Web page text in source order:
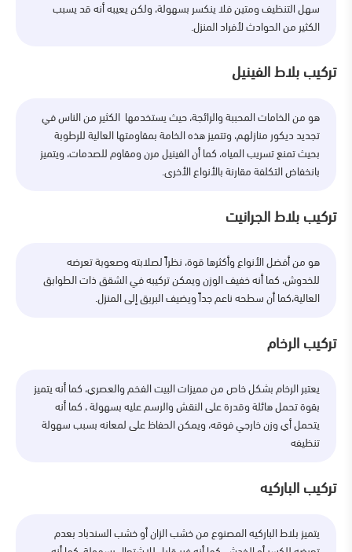
سهل التنظيف ومتين فلا ينكسر بسهولة، ولكن يعيبه أنه قد يسبب
الكثير من الحوادث لأفراد المنزل.
تركيب بلاط الفينيل
هو من الخامات المحببة والرائجة، حيث يستخدمها الكثير من الناس في
تجديد ديكور منازلهم، وتتميز هذه الخامة بمقاومتها العالية للرطوبة
بحيث تمنع تسريب المياه، كما أن الفينيل مرن ومقاوم للصدمات، ويتميز
بانخفاض التكلفة مقارنة بالأنواع الأخرى.
تركيب بلاط الجرانيت
هو من أفضل الأنواع وأكثرها قوة، نظراً لصلابته وصعوبة تعرضه
للخدوش، كما أنه خفيف الوزن ويمكن تركيبه في الشقق ذات الطوابق
العالية،كما أن سطحه ناعم جداً ويضيف البريق إلى المنزل.
تركيب الرخام
يعتبر الرخام بشكل خاص من مميزات البيت الفخم والعصري، كما أنه يتميز
بقوة تحمل هائلة وقدرة على النقش والرسم عليه بسهولة ، كما أنه
يتحمل أي وزن خارجي فوقه، ويمكن الحفاظ على لمعانه بسبب سهولة
تنظيفه
تركيب الباركيه
يتميز بلاط الباركيه المصنوع من خشب الزان أو خشب السندباد بعدم